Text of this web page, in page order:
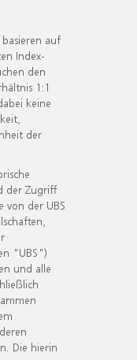
auf
Index-
den
1:1
keine
der
der Zugriff
von der UBS
"UBS")
und alle
Die hierin